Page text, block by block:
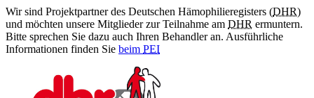
Wir sind Projektpartner des Deutschen Hämophilieregisters (DHR)
und möchten unsere Mitglieder zur Teilnahme am DHR ermuntern.
Bitte sprechen Sie dazu auch Ihren Behandler an. Ausführliche
Informationen finden Sie beim PEI